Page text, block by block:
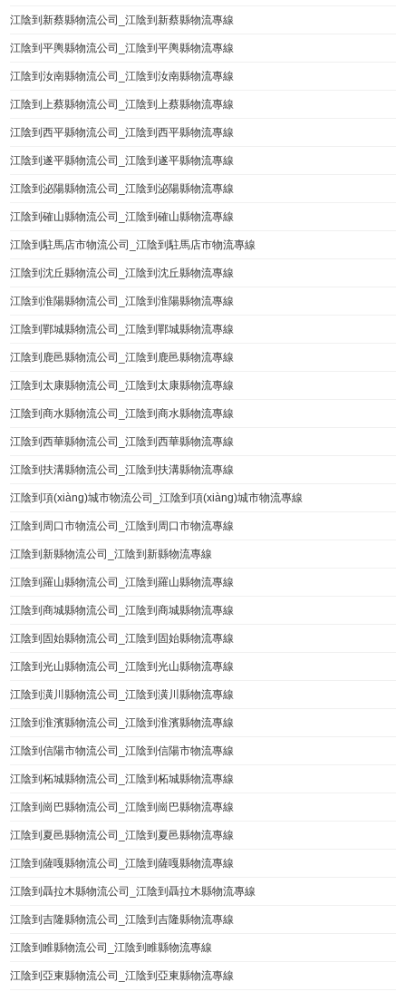
江陰到新蔡縣物流公司_江陰到新蔡縣物流專線
江陰到平輿縣物流公司_江陰到平輿縣物流專線
江陰到汝南縣物流公司_江陰到汝南縣物流專線
江陰到上蔡縣物流公司_江陰到上蔡縣物流專線
江陰到西平縣物流公司_江陰到西平縣物流專線
江陰到遂平縣物流公司_江陰到遂平縣物流專線
江陰到泌陽縣物流公司_江陰到泌陽縣物流專線
江陰到確山縣物流公司_江陰到確山縣物流專線
江陰到駐馬店市物流公司_江陰到駐馬店市物流專線
江陰到沈丘縣物流公司_江陰到沈丘縣物流專線
江陰到淮陽縣物流公司_江陰到淮陽縣物流專線
江陰到鄲城縣物流公司_江陰到鄲城縣物流專線
江陰到鹿邑縣物流公司_江陰到鹿邑縣物流專線
江陰到太康縣物流公司_江陰到太康縣物流專線
江陰到商水縣物流公司_江陰到商水縣物流專線
江陰到西華縣物流公司_江陰到西華縣物流專線
江陰到扶溝縣物流公司_江陰到扶溝縣物流專線
江陰到項(xiàng)城市物流公司_江陰到項(xiàng)城市物流專線
江陰到周口市物流公司_江陰到周口市物流專線
江陰到新縣物流公司_江陰到新縣物流專線
江陰到羅山縣物流公司_江陰到羅山縣物流專線
江陰到商城縣物流公司_江陰到商城縣物流專線
江陰到固始縣物流公司_江陰到固始縣物流專線
江陰到光山縣物流公司_江陰到光山縣物流專線
江陰到潢川縣物流公司_江陰到潢川縣物流專線
江陰到淮濱縣物流公司_江陰到淮濱縣物流專線
江陰到信陽市物流公司_江陰到信陽市物流專線
江陰到柘城縣物流公司_江陰到柘城縣物流專線
江陰到崗巴縣物流公司_江陰到崗巴縣物流專線
江陰到夏邑縣物流公司_江陰到夏邑縣物流專線
江陰到薩嘎縣物流公司_江陰到薩嘎縣物流專線
江陰到聶拉木縣物流公司_江陰到聶拉木縣物流專線
江陰到吉隆縣物流公司_江陰到吉隆縣物流專線
江陰到睢縣物流公司_江陰到睢縣物流專線
江陰到亞東縣物流公司_江陰到亞東縣物流專線